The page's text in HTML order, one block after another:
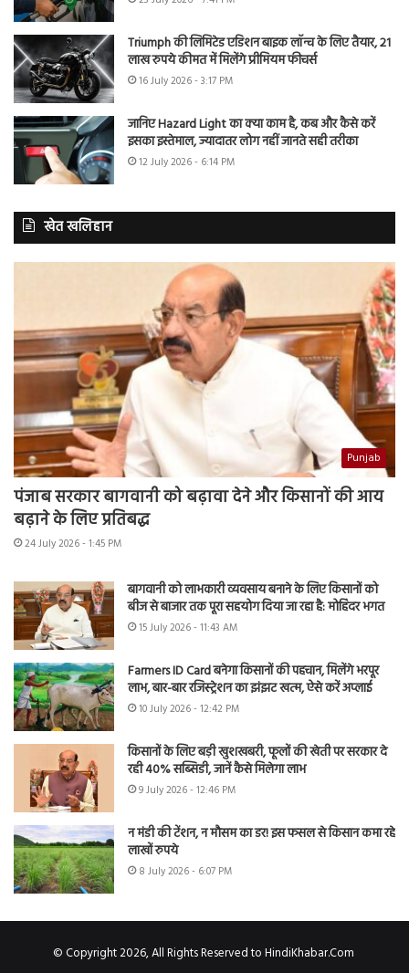
Triumph की लिमिटेड एडिशन बाइक लॉन्च के लिए तैयार, 21
लाख रुपये कीमत में मिलेंगे प्रीमियम फीचर्स
16 July 2026 - 3:17 PM
जानिए Hazard Light का क्या काम है, कब और कैसे करें
इसका इस्तेमाल, ज्यादातर लोग नहीं जानते सही तरीका
12 July 2026 - 6:14 PM
खेत खलिहान
Punjab
पंजाब सरकार बागवानी को बढ़ावा देने और किसानों की आय
बढ़ाने के लिए प्रतिबद्ध
24 July 2026 - 1:45 PM
बागवानी को लाभकारी व्यवसाय बनाने के लिए किसानों को
बीज से बाजार तक पूरा सहयोग दिया जा रहा है: मोहिंदर भगत
15 July 2026 - 11:43 AM
Farmers ID Card बनेगा किसानों की पहचान, मिलेंगे भरपूर
लाभ, बार-बार रजिस्ट्रेशन का झंझट खत्म, ऐसे करें अप्लाई
10 July 2026 - 12:42 PM
किसानों के लिए बड़ी खुशखबरी, फूलों की खेती पर सरकार दे
रही 40% सब्सिडी, जानें कैसे मिलेगा लाभ
9 July 2026 - 12:46 PM
न मंडी की टेंशन, न मौसम का डर! इस फसल से किसान कमा रहे
लाखों रुपये
8 July 2026 - 6:07 PM
© Copyright 2026, All Rights Reserved to HindiKhabar.Com